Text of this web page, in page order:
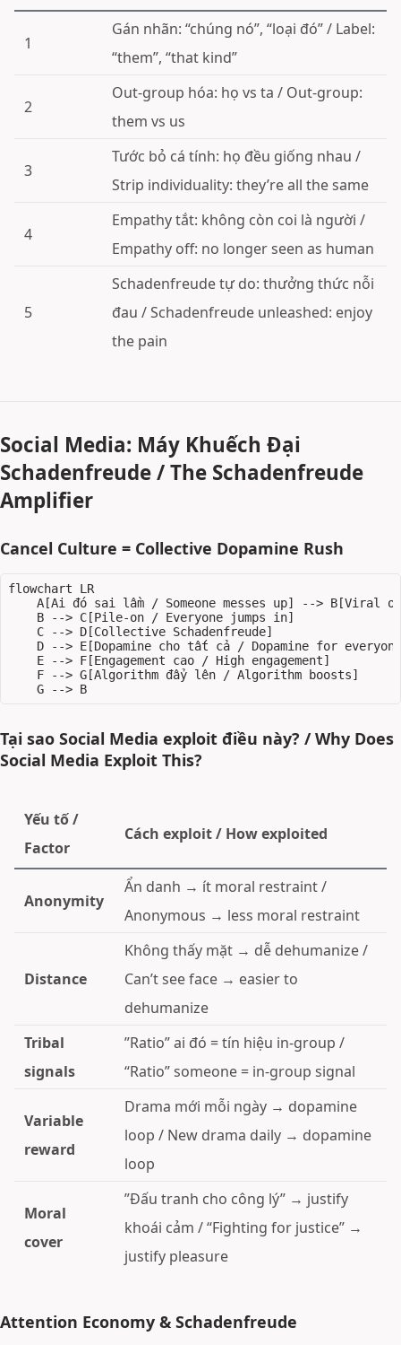
1
Gán nhãn: “chúng nó”, “loại đó” / Label:
“them”, “that kind”
2
Out-group hóa: họ vs ta / Out-group:
them vs us
3
Tước bỏ cá tính: họ đều giống nhau /
Strip individuality: they’re all the same
4
Empathy tắt: không còn coi là người /
Empathy off: no longer seen as human
5
Schadenfreude tự do: thưởng thức nỗi
đau / Schadenfreude unleashed: enjoy
the pain
Social Media: Máy Khuếch Đại
Schadenfreude / The Schadenfreude
Amplifier
Cancel Culture = Collective Dopamine Rush
flowchart LR
A[Ai đó sai lầm / Someone messes up] --> B[Viral
    B --> C[Pile-on / Everyone jumps in]
    C --> D[Collective Schadenfreude]
D --> E[Dopamine cho tất cả / Dopamine for
    E --> F[Engagement cao / High engagement]
    F --> G[Algorithm đẩy lên / Algorithm boosts]
Tại sao Social Media exploit điều này? / Why Does
Social Media Exploit This?
Yếu tố /
Factor
Cách exploit / How exploited
Anonymity
Ẩn danh → ít moral restraint /
Anonymous → less moral restraint
Distance
Không thấy mặt → dễ dehumanize /
Can’t see face → easier to
dehumanize
Tribal
signals
”Ratio” ai đó = tín hiệu in-group /
“Ratio” someone = in-group signal
Variable
reward
Drama mới mỗi ngày → dopamine
loop / New drama daily → dopamine
loop
Moral
cover
”Đấu tranh cho công lý” → justify
khoái cảm / “Fighting for justice” →
justify pleasure
Attention Economy & Schadenfreude